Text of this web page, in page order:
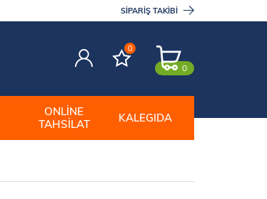
0
0
ONLINE
TAHSILAT
KALEGIDA
SIPARIŞ TAKIBI